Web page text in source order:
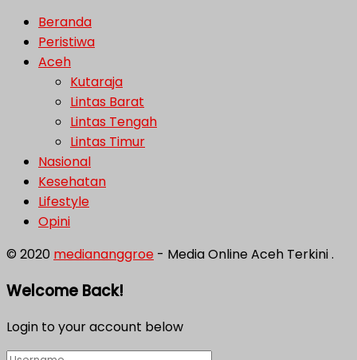
Beranda
Peristiwa
Aceh
Kutaraja
Lintas Barat
Lintas Tengah
Lintas Timur
Nasional
Kesehatan
Lifestyle
Opini
© 2020 mediananggroe - Media Online Aceh Terkini .
Welcome Back!
Login to your account below